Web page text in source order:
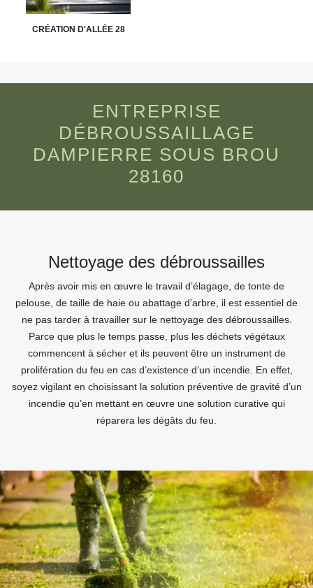
CRÉATION D'ALLÉE 28
ENTREPRISE
DÉBROUSSAILLAGE
DAMPIERRE SOUS BROU
28160
Nettoyage des débroussailles
Après avoir mis en œuvre le travail d’élagage, de tonte de
pelouse, de taille de haie ou abattage d’arbre, il est essentiel de
ne pas tarder à travailler sur le nettoyage des débroussailles.
Parce que plus le temps passe, plus les déchets végétaux
commencent à sécher et ils peuvent être un instrument de
prolifération du feu en cas d’existence d’un incendie. En effet,
soyez vigilant en choisissant la solution préventive de gravité d’un
incendie qu’en mettant en œuvre une solution curative qui
réparera les dégâts du feu.